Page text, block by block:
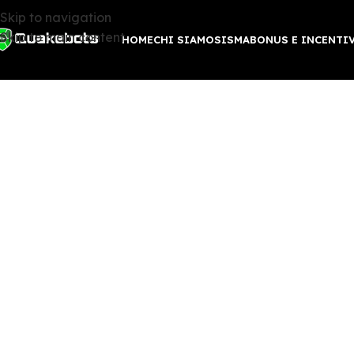
Skip to navigation
Skip to main contentHOMECHI SIAMOSISMABONUS E